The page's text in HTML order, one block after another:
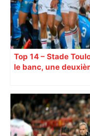
Top 14 – Stade
le banc, une